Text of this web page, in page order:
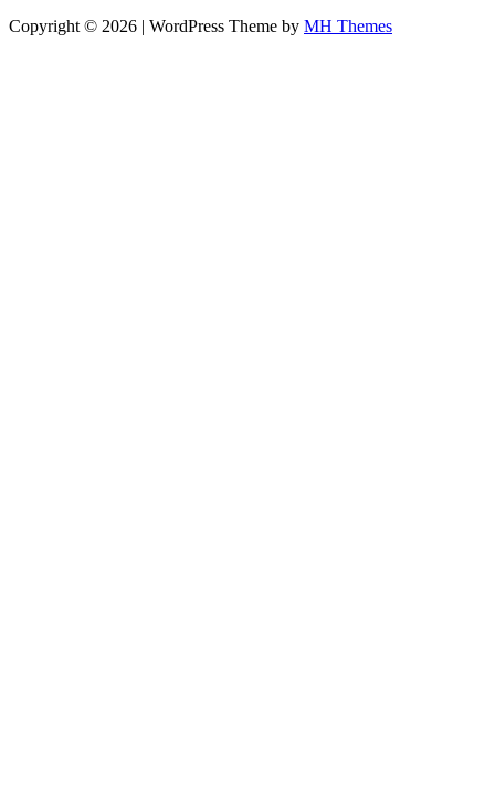
Copyright © 2026 | WordPress Theme by MH Themes